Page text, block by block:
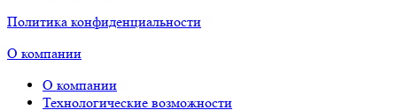
Политика конфиденциальности
О компании
О компании
Технологические возможности